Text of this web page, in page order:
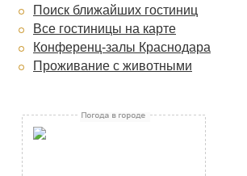
Поиск ближайших гостиниц
Все гостиницы на карте
Конференц-залы Краснодара
Проживание с животными